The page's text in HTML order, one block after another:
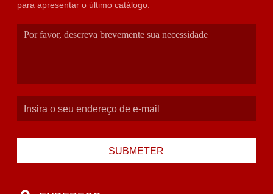
para apresentar o último catálogo.
SUBMETER